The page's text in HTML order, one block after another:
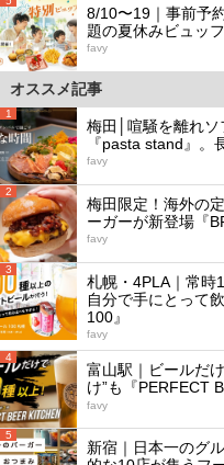
8/10〜19｜事前予
題の夏休みビュッ
favy
オススメ記事
1
梅田│喧騒を離れ
『pasta stand』。
favy
2
梅田限定！海外の
ーガーが新登場『
favy
3
札幌・4PLA｜常時
自分で手にとって
100』
favy
4
富山駅｜ビールだ
け”も『PERFECT
favy
5
新宿｜日本一のグ